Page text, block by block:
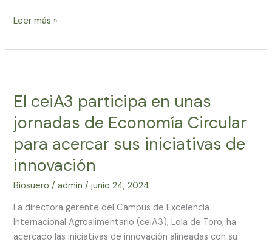
Leer más »
El ceiA3 participa en unas
jornadas de Economía Circular
para acercar sus iniciativas de
innovación
Biosuero /admin/junio 24, 2024
La directora gerente del Campus de Excelencia
Internacional Agroalimentario (ceiA3), Lola de Toro, ha
acercado las iniciativas de innovación alineadas con su
participa
unas
jornadas
de
Economía
Circular